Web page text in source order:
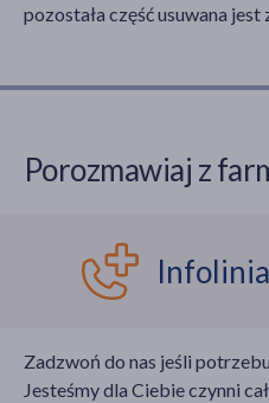
pozostała część usuwana jest
Porozmawiaj z
Zadzwoń do nas jeśli
Jesteśmy dla Ciebie czynni